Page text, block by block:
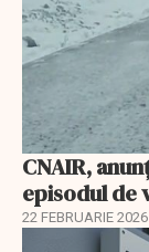
CNAIR,
episodul de
22 FEBRUARIE 2026